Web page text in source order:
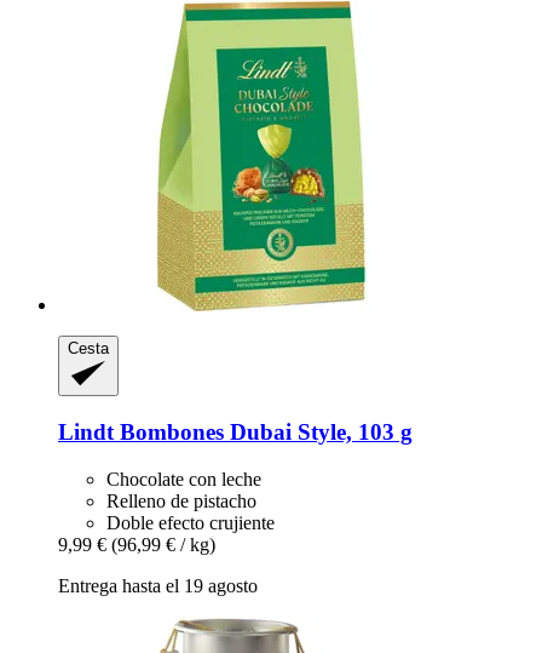
Cesta
Lindt Bombones Dubai Style, 103 g
Chocolate con leche
Relleno de pistacho
Doble efecto crujiente
9,99 € (96,99 € / kg)
Entrega hasta el 19 agosto